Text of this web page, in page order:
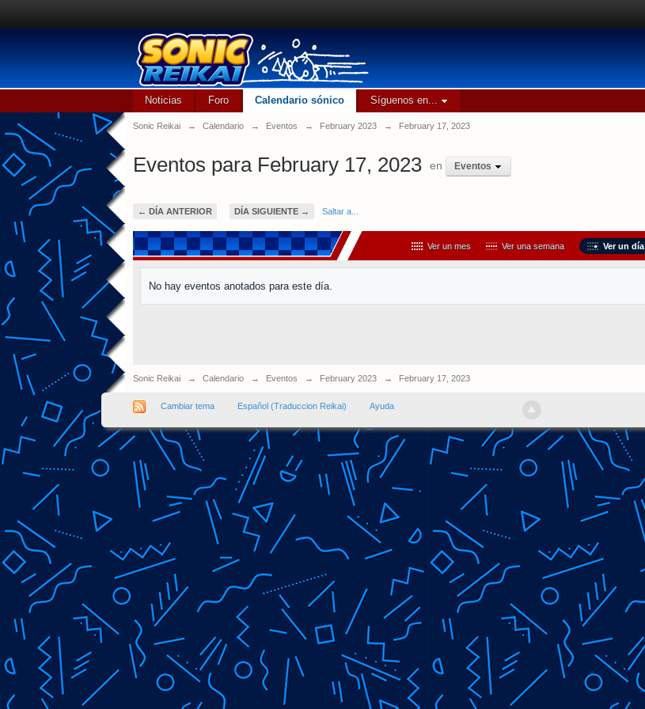
Noticias Foro Calendario sónico Síguenos en...
Sonic Reikai → Calendario → Eventos → February 2023 → February 17, 2023
Eventos para February 17, 2023 en Eventos
← DÍA ANTERIOR DÍA SIGUIENTE → Saltar a...
Ver un mes Ver una semana Ver un día
No hay eventos anotados para este día.
Sonic Reikai → Calendario → Eventos → February 2023 → February 17, 2023
Cambiar tema Español (Traduccion Reikai) Ayuda